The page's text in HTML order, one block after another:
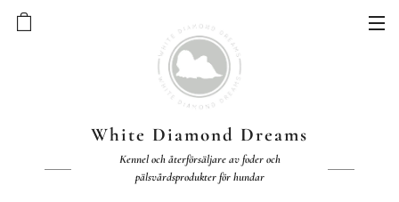
White Diamond Dreams
Kennel och återförsäljare av foder och
pälsvårdsprodukter för hundar